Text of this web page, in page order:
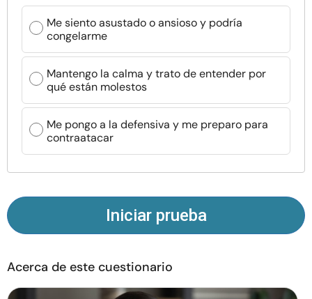
Cursos
Recursos
Comunidad
Encuentra un terapeuta
Sobre nosotros Contáctanos Escríbenos
Publicidad con
Me siento asustado o ansioso y podría
congelarme
Mantengo la calma y trato de entender por
qué están molestos
Me pongo a la defensiva y me preparo para
contraatacar
Iniciar prueba
Acerca de este cuestionario